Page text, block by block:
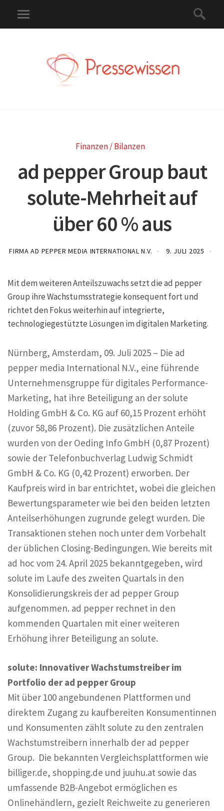
Finanzen / Bilanzen
ad pepper Group baut
solute-Mehrheit auf
über 60 % aus
FIRMA AD PEPPER MEDIA INTERNATIONAL N.V. 9. JULI 2025
Mit dem weiteren Anteilszuwachs setzt die ad pepper
Group ihre Wachstumsstrategie konsequent fort und
richtet den Fokus weiterhin auf integrierte,
technologiegestützte Lösungen im digitalen Marketing.
Nürnberg, Amsterdam, 09. Juli 2025 – Die ad
pepper media International N.V., eine führende
Unternehmensgruppe für digitales Performance-
Marketing, hat ihre Beteiligung an der solute
Holding GmbH & Co. KG auf 60,15 Prozent erhöht
(zuvor 58,86 Prozent). Die zusätzlichen Anteile
wurden von der Oeding Info GmbH (0,87 Prozent)
sowie der Telefonbuchverlag Ludwig Schmidt
GmbH & Co. KG (0,42 Prozent) erworben. Der
Kaufpreis wird in bar entrichtet, wobei die gleichen
Bewertungsparameter wie bei den beiden letzten
Anteilserhöhungen zugrunde gelegt wurden. Die
Transaktionen stehen noch unter dem Vorbehalt
der üblichen Closing-Bedingungen. Wie bereits mit
ad hoc vom 24. April 2025 bekanntgegeben, wird
solute im Laufe des zweiten Quartals in den
Konsolidierungskreis der ad pepper Group
aufgenommen. ad pepper rechnet in den
kommenden Quartalen mit einer weiteren
Erhöhung ihrer Beteiligung an solute.
solute: Innovativer Wachstumstreiber im
Portfolio der ad pepper Group
Mit über 100 angebundenen Plattformen und
direktem Zugang zu kaufbereiten Konsumentinnen
und Konsumenten zählt solute zu den zentralen
Wachstumstreibern innerhalb der ad pepper
Group. Die bekannten Vergleichsplattformen wie
billiger.de, shopping.de und juuhu.at sowie das
umfassende B2B-Angebot ermöglichen es
Onlinehändlern, gezielt Reichweite zu generieren